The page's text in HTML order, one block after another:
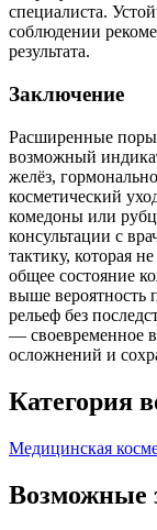
специалиста.
соблюдении
результата.
Заключение
Расширенные поры
возможный
желёз,
косметический
комедоны или
консультации с
тактику, которая
общее состояние
выше вероятность
рельеф без
— своевременное
осложнений и
Категория
Медицинская
Возможные